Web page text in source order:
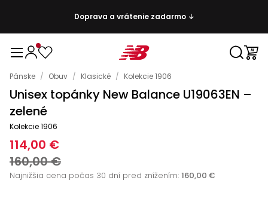
Doprava a vrátenie zadarmo ↓
Pánske / Obuv / Klasické / Kolekcie 1906
Unisex topánky New Balance U19063EN –
zelené
Kolekcie 1906
114,00 €
160,00 €
Najnižšia cena počas 30 dní pred znížením: 160,00 €